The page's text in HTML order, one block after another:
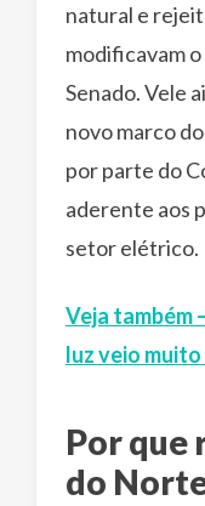
natural e
modificavam
Senado. Vele
novo marco
por parte do
aderente aos
setor elétrico.
Veja também
luz veio
Por que
do